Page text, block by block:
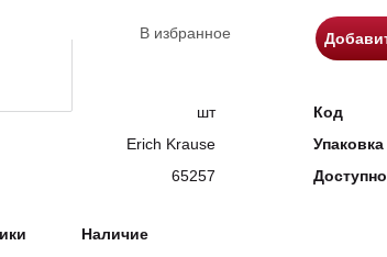
В избранное
шт Код
Erich Krause Упаковка
65257
Наличие